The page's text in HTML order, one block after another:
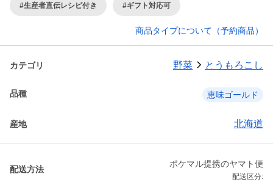
#生産者直伝レシピ付き #ギフト対応可
商品タイプについて（予約商品）
カテゴリ 野菜 とうもろこし
品種 恵味ゴールド
産地 北海道
配送方法
ポケマル提携のヤマト便
配送区分: